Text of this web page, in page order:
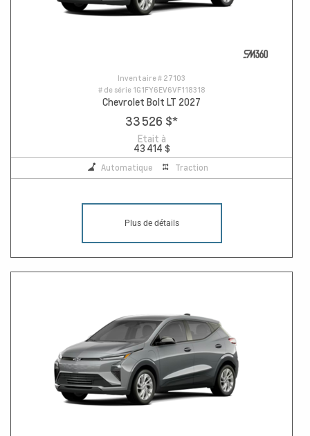
Inventaire # 27103
# de série 1G1FY6EV6VF118318
Chevrolet Bolt LT 2027
33 526 $*
Etait à
43 414 $
Automatique Traction
Plus de détails